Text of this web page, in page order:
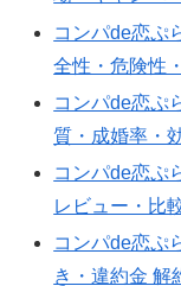
tokens=989;
when=2025-
10-
13T02:13:57Z;
slug=de-
pricing-
コンパde恋ぷ
全性・危険性
コンパde恋ぷ
質・成婚率・
コンパde恋ぷ
レビュー・比
コンパde恋ぷ
き・違約金 解